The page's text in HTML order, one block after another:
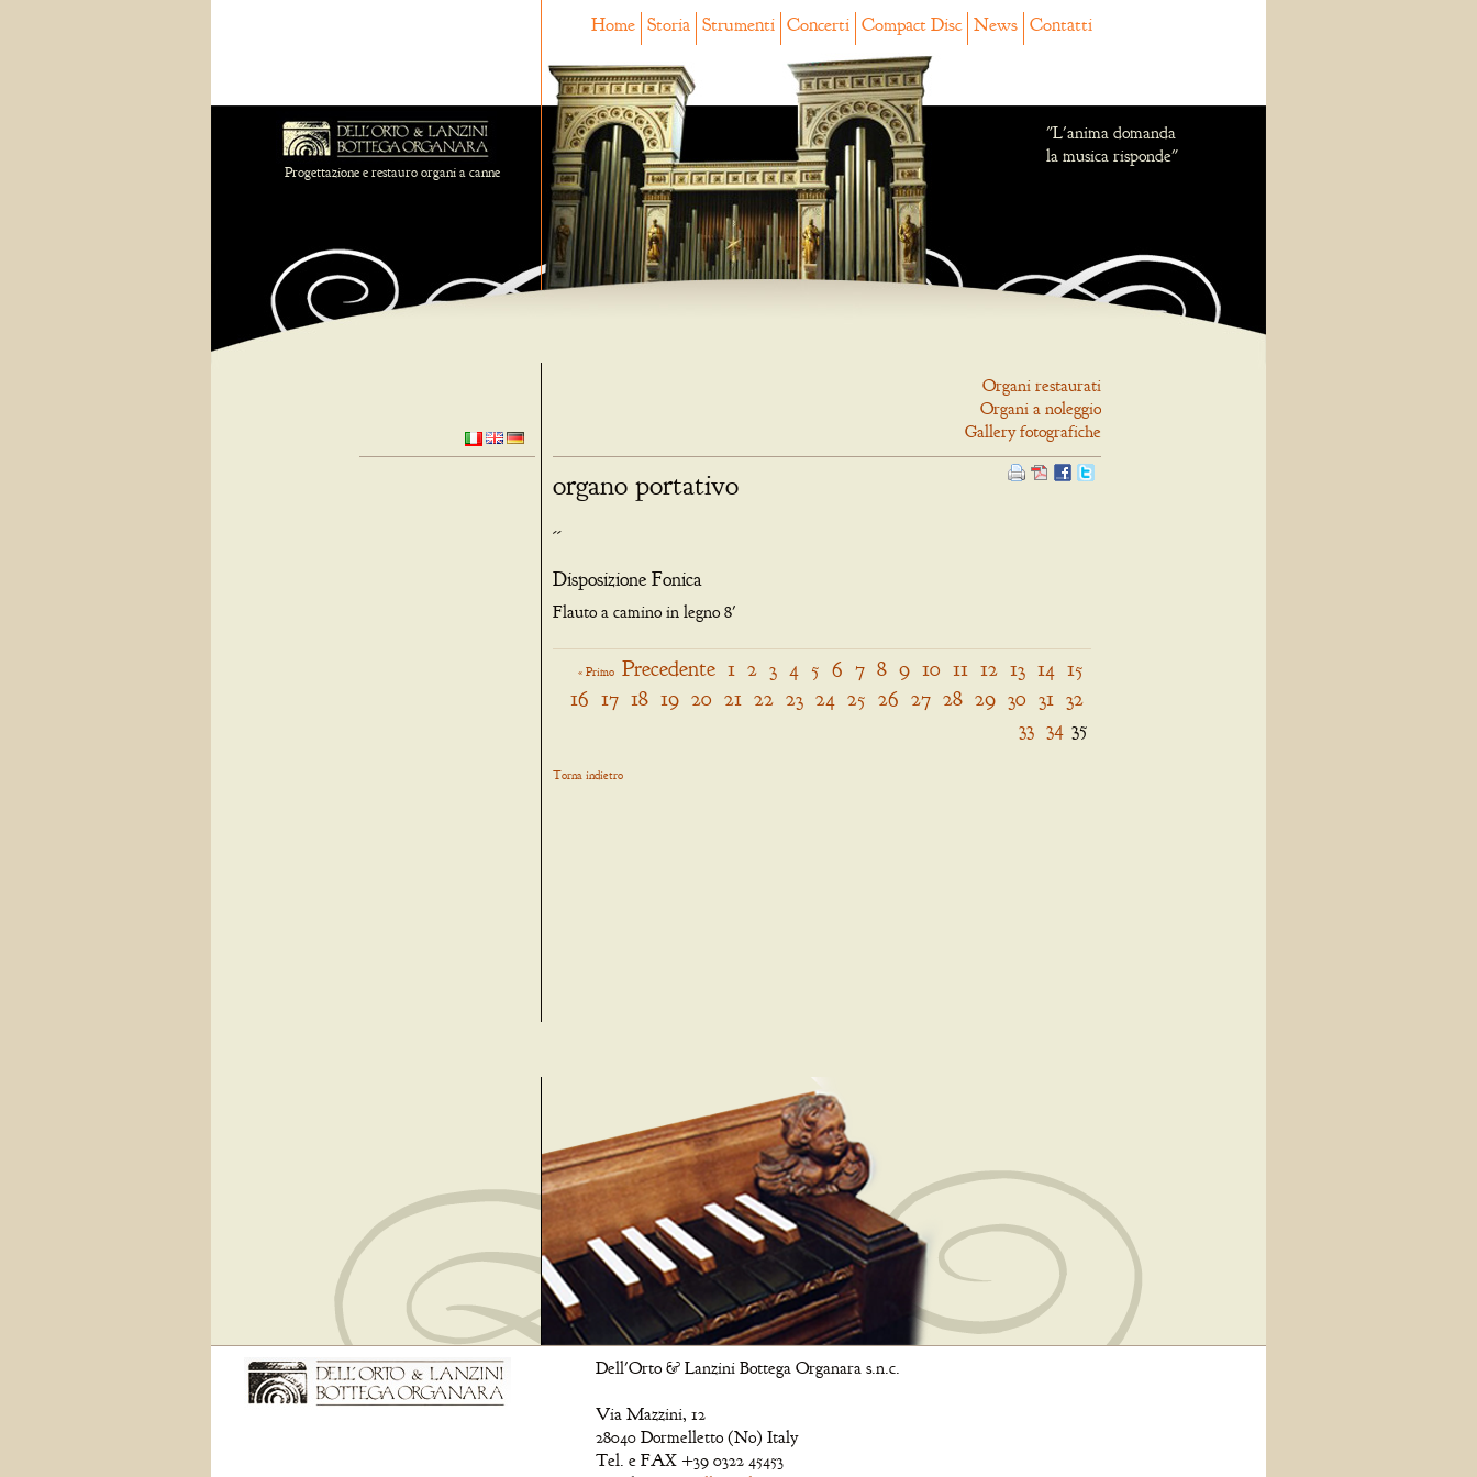
Home Storia Strumenti Concerti Compact Disc News Contatti
Progettazione e restauro organi a canne
"L'anima domanda
la musica risponde"
Organi restaurati
Organi a noleggio
Gallery fotografiche
organo portativo
--
Disposizione Fonica
Flauto a camino in legno 8'
« Primo Precedente 1 2 3 4 5 6 7 8 9 10 11 12 13 14 15
16 17 18 19 20 21 22 23 24 25 26 27 28 29 30 31 32
33 34 35
Torna indietro
Dell'Orto & Lanzini Bottega Organara s.n.c.
Via Mazzini, 12
28040 Dormelletto (No) Italy
Tel. e FAX +39 0322 45453